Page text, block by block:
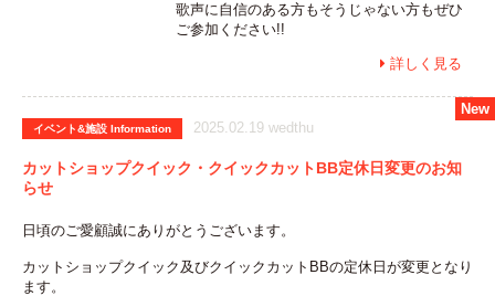
歌声に自信のある方もそうじゃない方もぜひ
ご参加ください!!
 詳しく見る
イベント&施設 Information 2025.02.19 wedthu
カットショップクイック・クイックカットBB定休日変更のお知
らせ
日頃のご愛顧誠にありがとうございます。
カットショップクイック及びクイックカットBBの定休日が変更となり
ます。